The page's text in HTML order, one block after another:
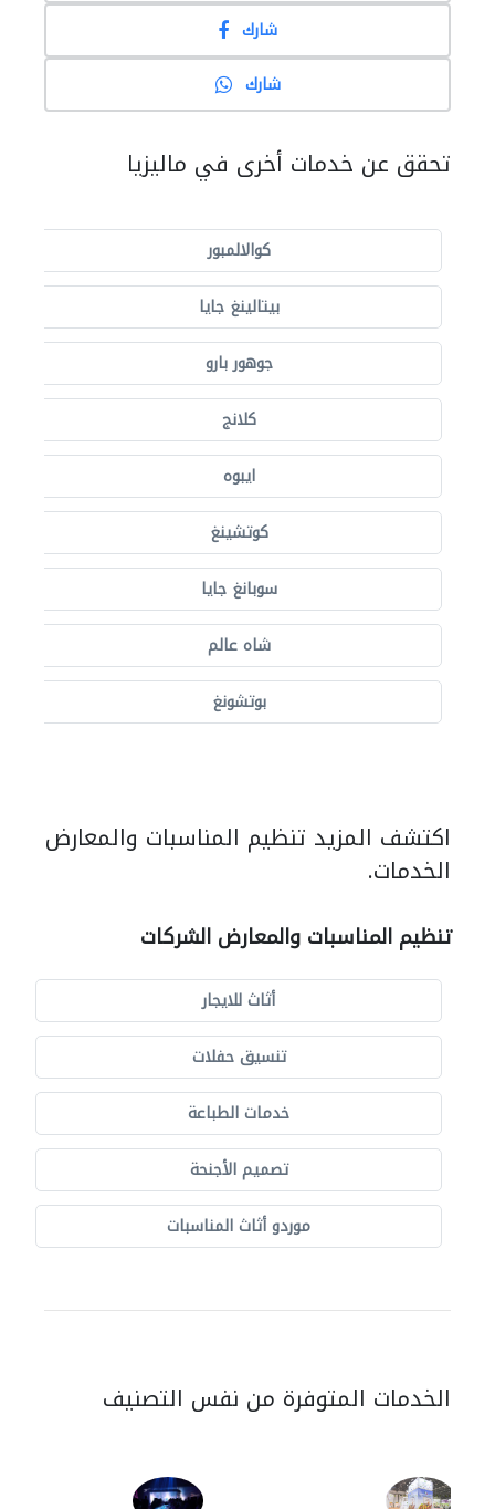
شارك
شارك
تحقق عن خدمات أخرى في ماليزيا
كوالالمبور
بيتالينغ جايا
جوهور بارو
كلانج
ايبوه
كوتشينغ
سوبانغ جايا
شاه عالم
بوتشونغ
اكتشف المزيد تنظيم المناسبات والمعارض
الخدمات.
تنظيم المناسبات والمعارض الشركات
أثاث للايجار
تنسيق حفلات
خدمات الطباعة
تصميم الأجنحة
موردو أثاث المناسبات
الخدمات المتوفرة من نفس التصنيف